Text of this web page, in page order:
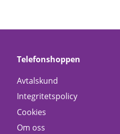
Telefonshoppen
Avtalskund
Integritetspolicy
Cookies
Om oss